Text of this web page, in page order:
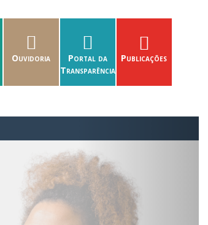
Ouvidoria
Portal da
Transparência
Publicações